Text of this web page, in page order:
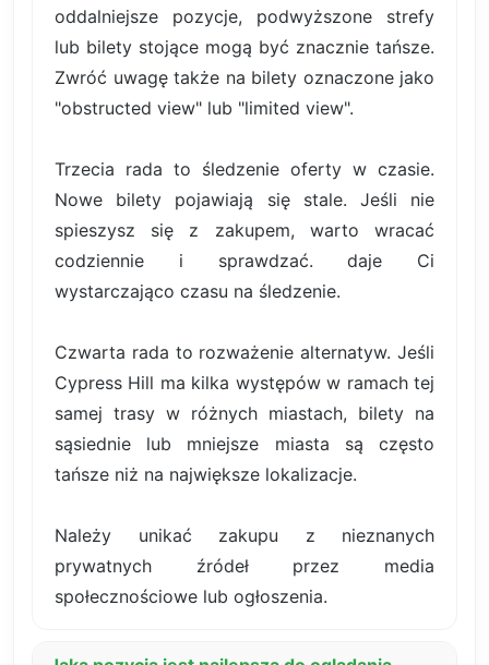
oddalniejsze pozycje, podwyższone strefy
lub bilety stojące mogą być znacznie tańsze.
Zwróć uwagę także na bilety oznaczone jako
"obstructed view" lub "limited view".
Trzecia rada to śledzenie oferty w czasie.
Nowe bilety pojawiają się stale. Jeśli nie
spieszysz się z zakupem, warto wracać
codziennie i sprawdzać. daje Ci
wystarczająco czasu na śledzenie.
Czwarta rada to rozważenie alternatyw. Jeśli
Cypress Hill ma kilka występów w ramach tej
samej trasy w różnych miastach, bilety na
sąsiednie lub mniejsze miasta są często
tańsze niż na największe lokalizacje.
Należy unikać zakupu z nieznanych
prywatnych źródeł przez media
społecznościowe lub ogłoszenia.